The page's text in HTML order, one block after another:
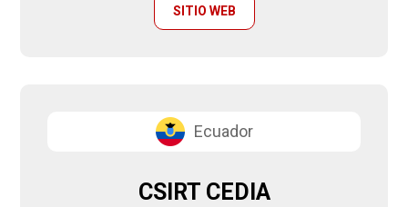
SITIO WEB
Ecuador
CSIRT CEDIA